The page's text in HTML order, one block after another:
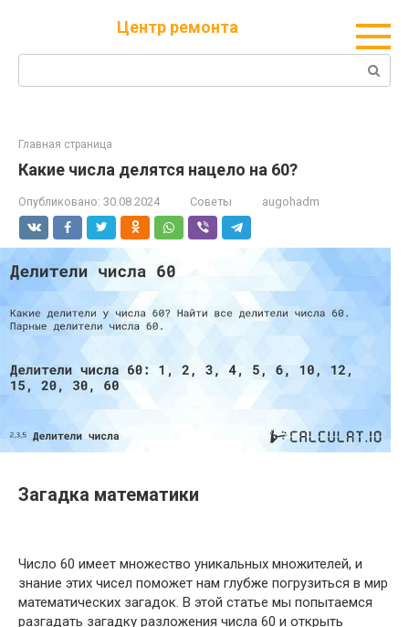
Центр ремонта
Поиск:
Главная страница
Какие числа делятся нацело на 60?
Опубликовано: 30.08.2024 Советы augohadm
Загадка математики
Число 60 имеет множество уникальных множителей, и
знание этих чисел поможет нам глубже погрузиться в мир
математических загадок. В этой статье мы попытаемся
разгадать загадку разложения числа 60 и открыть